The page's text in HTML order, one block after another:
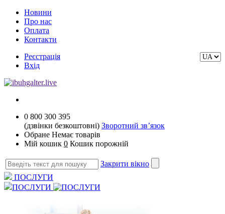
Новини
Про нас
Оплата
Контакти
Реєстрація
Вхід
0 800 300 395
(дзвінки безкоштовні) Зворотний зв’язок
Обране Немає товарів
Мій кошик 0 Кошик порожній
Закрити вікно
ПОСЛУГИ
ПОСЛУГИ